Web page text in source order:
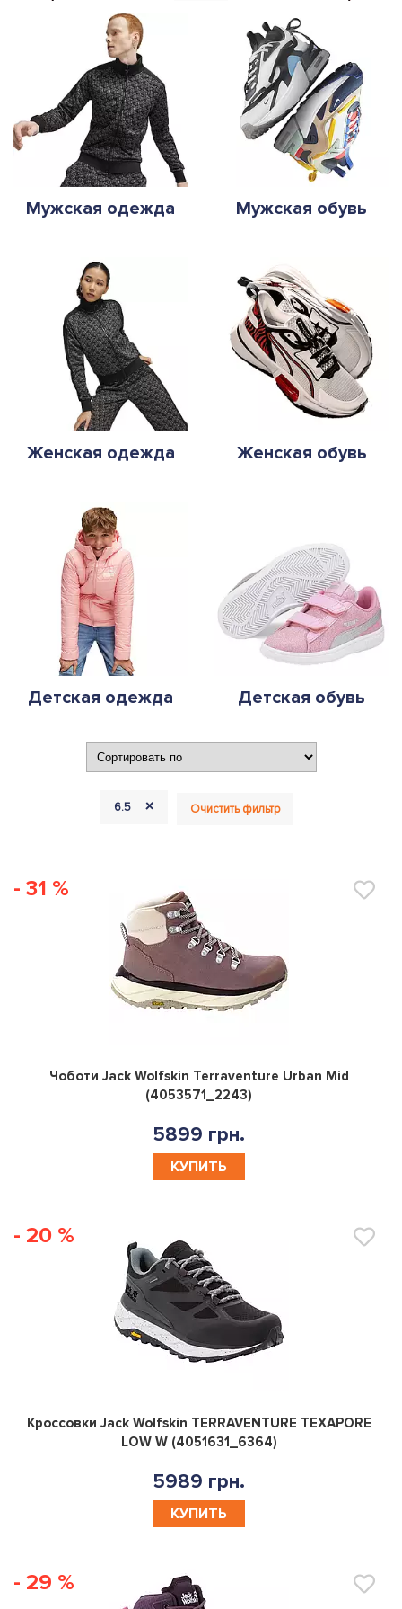
Мужская одежда Мужская обувь
Женская одежда Женская обувь
Детская одежда Детская обувь
6.5 + Очистить фильтр
- 31 %
0
Чоботи Jack Wolfskin Terraventure Urban Mid
(4053571_2243)
5899 грн.
КУПИТЬ
- 20 %
0
Кроссовки Jack Wolfskin TERRAVENTURE TEXAPORE
LOW W (4051631_6364)
5989 грн.
КУПИТЬ
- 29 %